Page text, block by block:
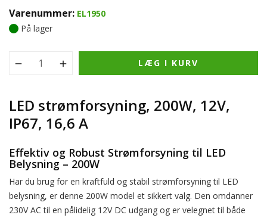
LED strømforsyning, 200W, 12V,
IP67, 16,6 A
Effektiv og Robust Strømforsyning til LED
Belysning – 200W
Har du brug for en kraftfuld og stabil strømforsyning til LED
belysning, er denne 200W model et sikkert valg. Den omdanner
230V AC til en pålidelig 12V DC udgang og er velegnet til både
Varenummer: EL1950
På lager
LÆG I KURV